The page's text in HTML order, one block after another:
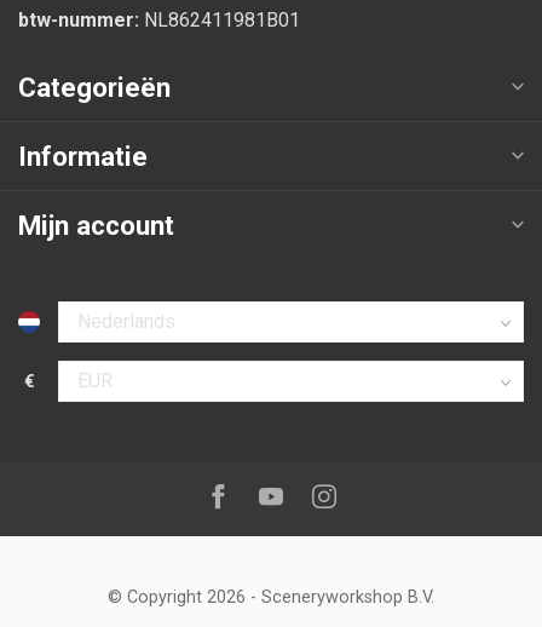
btw-nummer: NL862411981B01
Categorieën
Informatie
Mijn account
Selecteer taal
€
Selecteer valuta
Volg ons op:Facebook
YoutubeInstagram
© Copyright 2026 - Sceneryworkshop B.V.